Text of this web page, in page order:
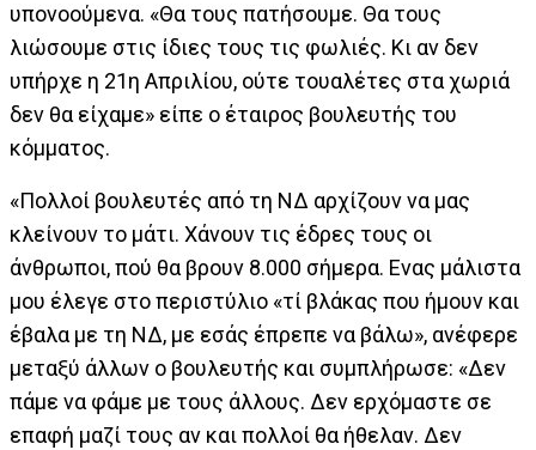
υπονοούμενα. «Θα τους πατήσουμε. Θα τους
λιώσουμε στις ίδιες τους τις φωλιές. Κι αν δεν
υπήρχε η 21η Απριλίου, ούτε τουαλέτες στα χωριά
δεν θα είχαμε» είπε ο έταιρος βουλευτής του
κόμματος.
«Πολλοί βουλευτές από τη ΝΔ αρχίζουν να μας
κλείνουν το μάτι. Χάνουν τις έδρες τους οι
άνθρωποι, πού θα βρουν 8.000 σήμερα. Ενας μάλιστα
μου έλεγε στο περιστύλιο «τί βλάκας που ήμουν και
έβαλα με τη ΝΔ, με εσάς έπρεπε να βάλω», ανέφερε
μεταξύ άλλων ο βουλευτής και συμπλήρωσε: «Δεν
πάμε να φάμε με τους άλλους. Δεν ερχόμαστε σε
επαφή μαζί τους αν και πολλοί θα ήθελαν. Δεν